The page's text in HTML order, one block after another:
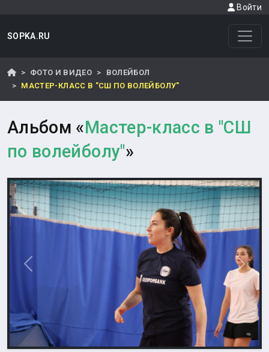
Войти
SOPKA.RU
ФОТО И ВИДЕО
ВОЛЕЙБОЛ
МАСТЕР-КЛАСС В "СШ ПО ВОЛЕЙБОЛУ"
Альбом «Мастер-класс в "СШ
по волейболу"»
Назад